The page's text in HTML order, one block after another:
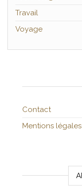
Travail
Voyage
Contact
Mentions légales